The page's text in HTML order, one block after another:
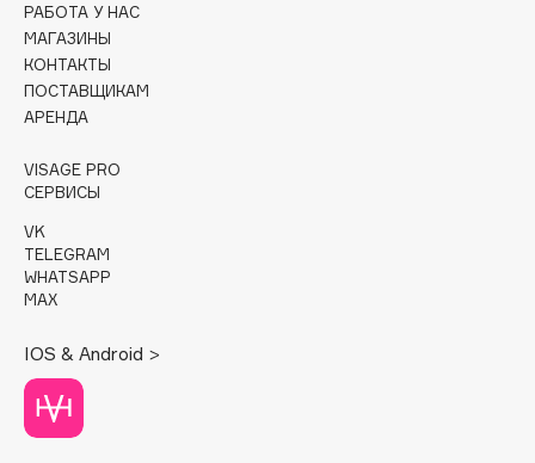
Curaprox
D
DABO
Darphin
Davines
Dessange
Dior
Divage
РАБОТА У НАС
МАГАЗИНЫ
КОНТАКТЫ
ПОСТАВЩИКАМ
АРЕНДА
VISAGE PRO
СЕРВИСЫ
VK
TELEGRAM
WHATSAPP
MAX
IOS & Android >